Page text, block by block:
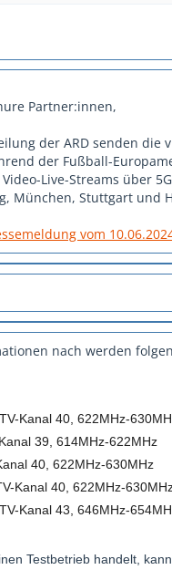
Partner:innen,
der ARD senden die
der Fußball-
Live-Streams über
München, Stuttgart und
vom
nach werden
Kanal 40, 622MHz-
39, 614MHz-622MHz
40, 622MHz-630MHz
Kanal 40, 622MHz-
Kanal 43, 646MHz-
Testbetrieb handelt,